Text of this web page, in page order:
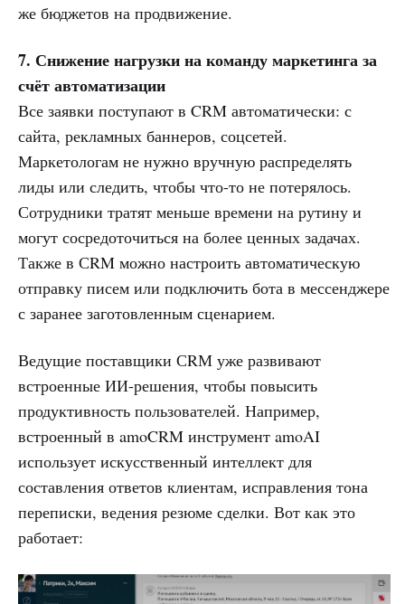
же бюджетов на продвижение.
7. Снижение нагрузки на команду маркетинга за
счёт автоматизации
Все заявки поступают в CRM автоматически: с
сайта, рекламных баннеров, соцсетей.
Маркетологам не нужно вручную распределять
лиды или следить, чтобы что-то не потерялось.
Сотрудники тратят меньше времени на рутину и
могут сосредоточиться на более ценных задачах.
Также в СRM можно настроить автоматическую
отправку писем или подключить бота в мессенджере
с заранее заготовленным сценарием.
Ведущие поставщики СRМ уже развивают
встроенные ИИ-решения, чтобы повысить
продуктивность пользователей. Например,
встроенный в amoCRM инструмент amoAI
использует искусственный интеллект для
составления ответов клиентам, исправления тона
переписки, ведения резюме сделки. Вот как это
работает: